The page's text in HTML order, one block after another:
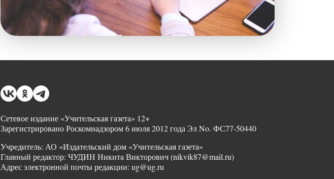
Сетевое издание «Учительская газета» 12+
Зарегистрировано Роскомнадзором 6 июля 2012 года Эл No. ФС77-50440
Учредитель: АО «Издательский дом «Учительская газета»
Главный редактор: ЧУДИН Никита Викторович (nikvik87@mail.ru)
Адрес электронной почты редакции: ug@ug.ru